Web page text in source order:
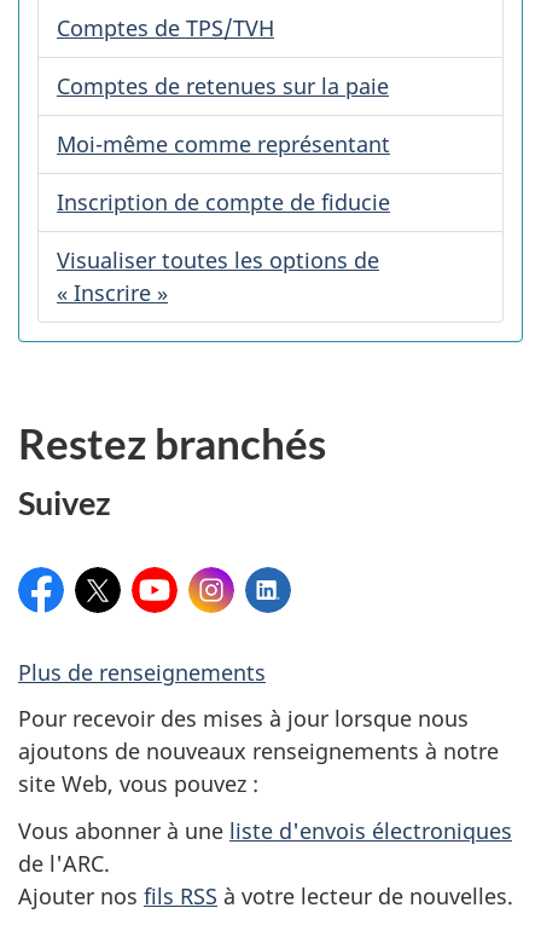
Comptes de TPS/TVH
Comptes de retenues sur la paie
Moi-même comme représentant
Inscription de compte de fiducie
Visualiser toutes les options de
« Inscrire »
Restez branchés
Suivez
Facebook
X: YouTubeInstagram
LinkedIn
Plus de renseignements
Pour recevoir des mises à jour lorsque nous
ajoutons de nouveaux renseignements à notre
site Web, vous pouvez :
Vous abonner à une liste d'envois électroniques
de l'ARC.
Ajouter nos fils RSS à votre lecteur de nouvelles.